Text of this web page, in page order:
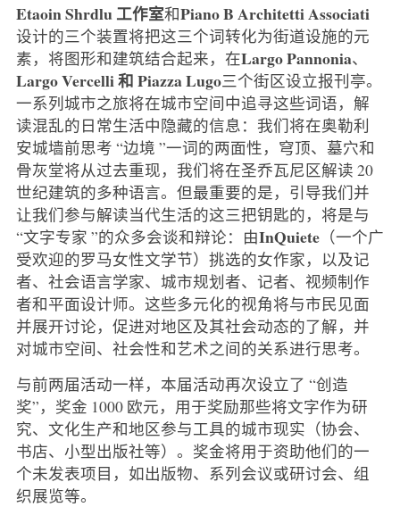
Etaoin Shrdlu 工作室和Piano B Architetti Associati
设计的三个装置将把这三个词转化为街道设施的元
素，将图形和建筑结合起来，在Largo Pannonia、
Largo Vercelli 和 Piazza Lugo三个街区设立报刊亭。
一系列城市之旅将在城市空间中追寻这些词语，解
读混乱的日常生活中隐藏的信息：我们将在奥勒利
安城墙前思考 “边境 ”一词的两面性，穹顶、墓穴和
骨灰堂将从过去重现，我们将在圣乔瓦尼区解读 20
世纪建筑的多种语言。但最重要的是，引导我们并
让我们参与解读当代生活的这三把钥匙的，将是与
“文字专家 ”的众多会谈和辩论：由InQuiete（一个广
受欢迎的罗马女性文学节）挑选的女作家，以及记
者、社会语言学家、城市规划者、记者、视频制作
者和平面设计师。这些多元化的视角将与市民见面
并展开讨论，促进对地区及其社会动态的了解，并
对城市空间、社会性和艺术之间的关系进行思考。
与前两届活动一样，本届活动再次设立了 “创造
奖”，奖金 1000 欧元，用于奖励那些将文字作为研
究、文化生产和地区参与工具的城市现实（协会、
书店、小型出版社等）。奖金将用于资助他们的一
个未发表项目，如出版物、系列会议或研讨会、组
织展览等。